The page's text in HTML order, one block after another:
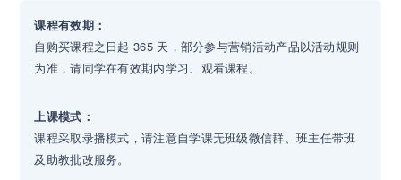
位； 4、负责过国内外多家头部企业(酒水类行业Top1，3C
电子类行业TOP1等)的数字化转型和产品架构升级，以及生
成式AI的商业化项目落地（功能饮料类行业Top1），在里面
课程有效期：
自购买课程之日起 365 天，部分参与营销活动产品以活动规则
为准，请同学在有效期内学习、观看课程。
上课模式：
课程采取录播模式，请注意自学课无班级微信群、班主任带班
及助教批改服务。